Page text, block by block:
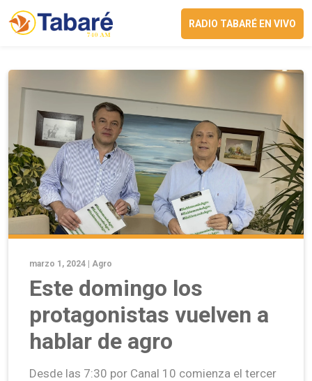
RADIO TABARÉ EN VIVO
marzo 1, 2024 | Agro
Este domingo los
protagonistas vuelven a
hablar de agro
Desde las 7:30 por Canal 10 comienza el tercer